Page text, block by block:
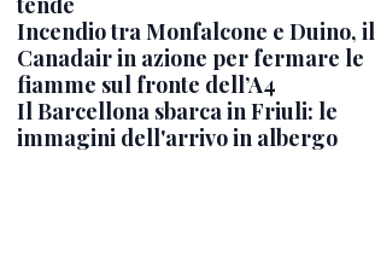
Incendio tra Monfalcone e Duino, il
Canadair in azione per fermare le
fiamme sul fronte dell’A4
Il Barcellona sbarca in Friuli: le
immagini dell'arrivo in albergo